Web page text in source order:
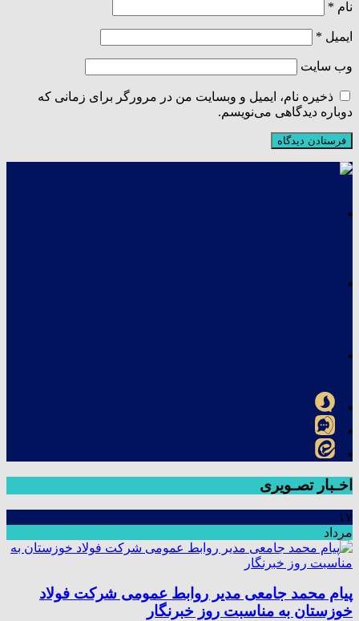
نام *
ایمیل *
وب‌ سایت
ذخیره نام، ایمیل و وبسایت من در مرورگر برای زمانی که
دوباره دیدگاهی می‌نویسم.
اخـبار تصـویری
۱۷
مرداد
پیام محمد جامعی مدیر روابط عمومی شرکت فولاد
خوزستان به مناسبت روز خبرنگار